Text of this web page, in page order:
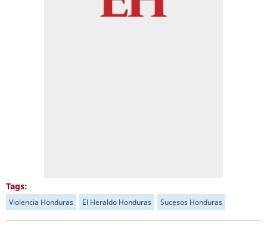
Tags:
Violencia Honduras El Heraldo Honduras Sucesos Honduras